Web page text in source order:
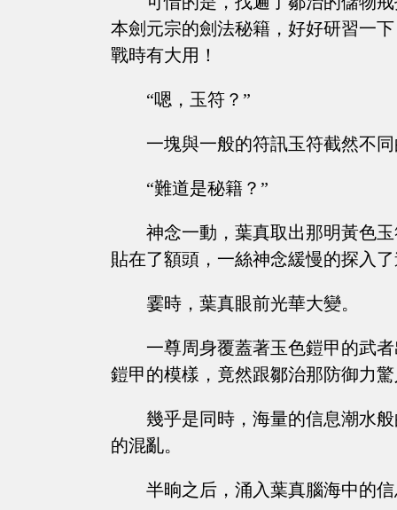
本劍元宗的劍法秘籍，好好研習一
戰時有大用！
“嗯，玉符？”
一塊與一般的符訊玉符截然不
“難道是秘籍？”
神念一動，葉真取出那明黃色
貼在了額頭，一絲神念緩慢的探入
霎時，葉真眼前光華大變。
一尊周身覆蓋著玉色鎧甲的武
鎧甲的模樣，竟然跟鄒治那防御力
幾乎是同時，海量的信息潮水
的混亂。
半晌之后，涌入葉真腦海中的